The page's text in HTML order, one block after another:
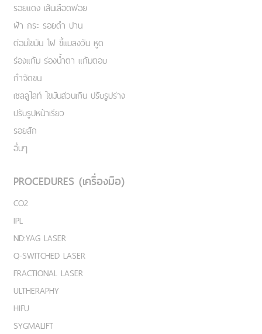
รอยแดง เส้นเลือดฟอย
ฝ้า กระ รอยดำ ปาน
ต่อมไขมัน ไฝ ขี้แมลงวัน หูด
ร่องแก้ม ร่องน้ำตา แก้มตอบ
กำจัดขน
เชลลูไลท์ ไขมันส่วนเกิน ปรับรูปร่าง
ปรับรูปหน้าเรียว
รอยสัก
อื่นๆ
PROCEDURES (เครื่องมือ)
CO2
IPL
ND:YAG LASER
Q-SWITCHED LASER
FRACTIONAL LASER
ULTHERAPHY
HIFU
SYGMALIFT